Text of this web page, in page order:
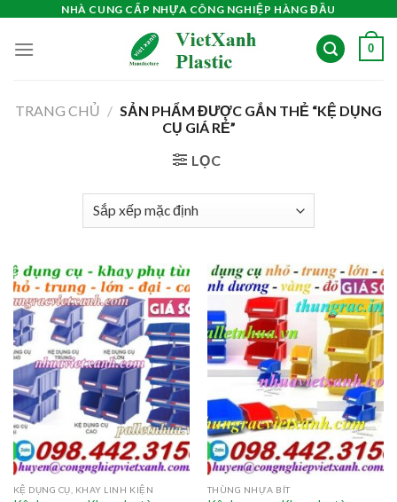
content
NHÀ CUNG CẤP NHỰA CÔNG NGHIỆP HÀNG ĐẦU
0
TRANG CHỦ / SẢN PHẨM ĐƯỢC GẮN THẺ “KỆ DỤNG
CỤ GIÁ RẺ”
LỌC
KỆ DỤNG CỤ, KHAY LINH KIỆN THÙNG NHỰA BÍT